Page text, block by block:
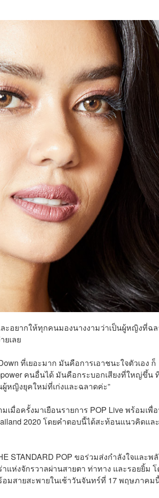
ละอยากให้ทุกคนมองนางงามว่าเป็นผู้หญิงที่ฉ
ยเลย
ที่เยอะมาก มันคือการเอาชนะใจตัวเอง ก็
คนอื่นได้ มันคือกระบอกเสียงที่ใหญ่ขึ้น
ผู้หญิงยุคใหม่ที่เก่งและฉลาดค่ะ”
มื่อครั้งมาเยือนรายการ POP Live พร้อมเพื่
2020 โดยคำตอบนี้ได้สะท้อนแนวคิดและ
STANDARD POP ขอร่วมส่งกำลังใจและพ
แห่งจักรวาลผ่านสายตา ท่าทาง และรอยยิ้ม
อมสายสะพายในเช้าวันจันทร์ที่ 17 พฤษภาคม